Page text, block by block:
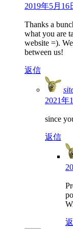
2019年5月16
Thanks a
what you are
website =).
between us!
返信
2021年
since
返信